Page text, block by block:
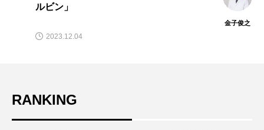
ルビン」
金子俊之
2023.12.04
RANKING